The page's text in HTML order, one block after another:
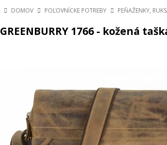
DOMOV POĽOVNÍCKE POTREBY PEŇAŽENKY,
GREENBURRY 1766 - kožená